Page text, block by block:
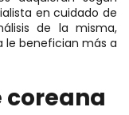
en cuidado de
de la misma,
benefician más a
coreana